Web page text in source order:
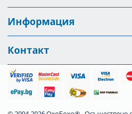
Информация
Контакт